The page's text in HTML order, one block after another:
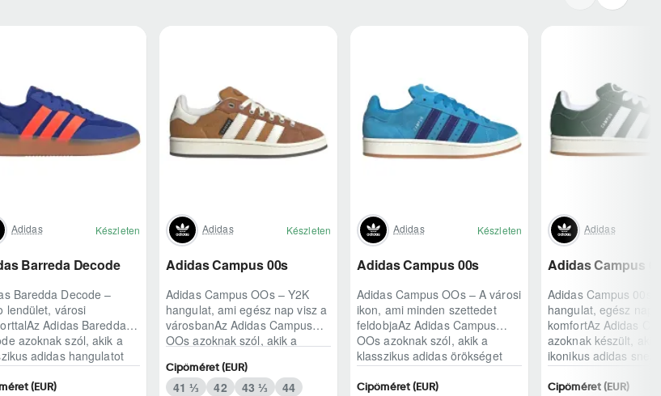
Adidas Készleten
Barreda Decode
Baredda Decode –
lendület, városi
Adidas Baredda
azoknak szól, akik a
adidas hangulatot
mindennap ..
(EUR)
Adidas Készleten
Adidas Campus 00s
Adidas Campus OOs – Y2K
hangulat, ami egész nap visz a
városbanAz Adidas Campus
OOs azoknak szól, akik a
modern, kétezres ..
Cipőméret (EUR)
41 ⅓ 42 43 ⅓
44
Adidas Készleten
Adidas Campus 00s
Adidas Campus OOs – A városi
ikon, ami minden szettedet
feldobjaAz Adidas Campus
OOs azoknak szól, akik a
klasszikus adidas örökséget
modern, kétezres..
Cipőméret (EUR)
Adidas
Adidas Campus
Adidas Campus 00s
hangulat, egész
komfortAz Adidas
azoknak készült, akik
ikonikus adidas
karakterét keresik,..
Cipőméret (EUR)